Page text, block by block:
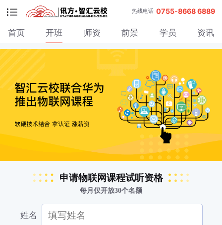
热线电话 0755-8668 6889
首页 开班 师资 前景 学员 资讯
申请物联网课程试听资格
每月仅开放30个名额
姓名